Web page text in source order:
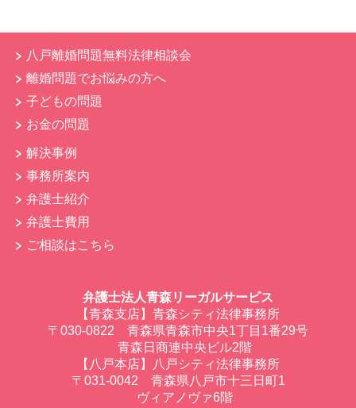
八戸離婚問題無料法律相談会
離婚問題でお悩みの方へ
子どもの問題
お金の問題
解決事例
事務所案内
弁護士紹介
弁護士費用
ご相談はこちら
弁護士法人青森リーガルサービス
【青森支店】青森シティ法律事務所
〒030-0822 青森県青森市中央1丁目1番29号
青森日商連中央ビル2階
【八戸本店】八戸シティ法律事務所
〒031-0042 青森県八戸市十三日町1
ヴィアノヴァ6階